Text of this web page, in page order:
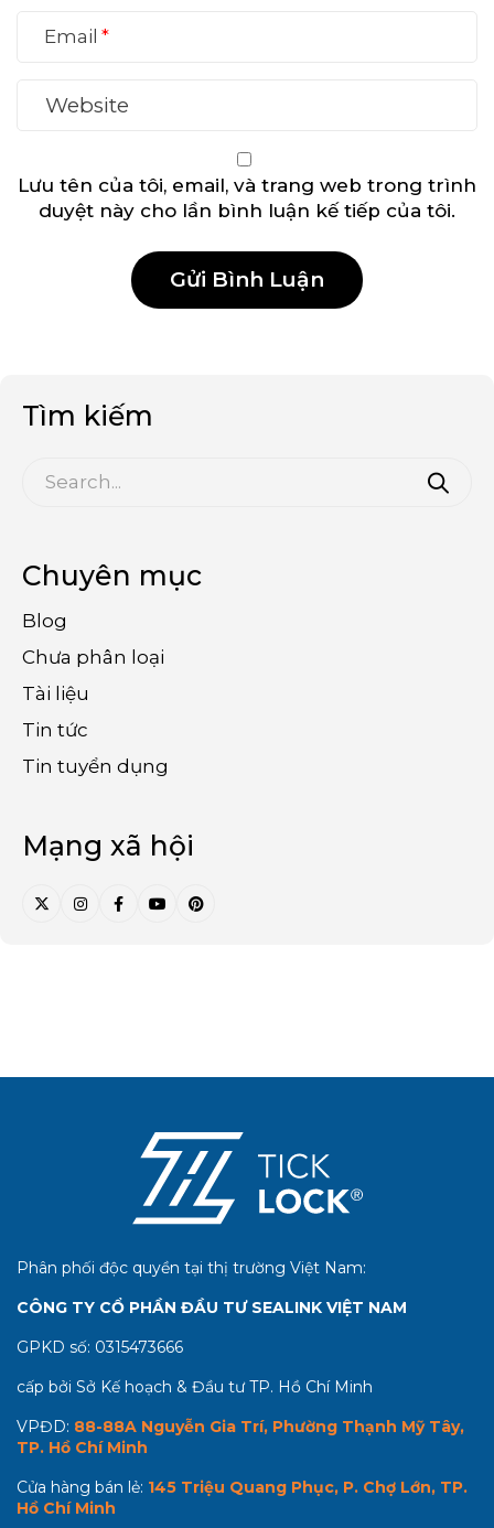
Tìm kiếm
Chuyên mục
Blog
Chưa phân loại
Tài liệu
Tin tức
Tin tuyển dụng
Mạng xã hội
Email
Lưu tên của tôi, email, và trang web trong trình
duyệt này cho lần bình luận kế tiếp của tôi.
Phân phối độc quyền tại thị trường Việt Nam:
CÔNG TY CỔ PHẦN ĐẦU TƯ SEALINK VIỆT NAM
GPKD số: 0315473666
cấp bởi Sở Kế hoạch & Đầu tư TP. Hồ Chí Minh
VPĐD: 88-88A Nguyễn Gia Trí, Phường Thạnh Mỹ Tây,
TP. Hồ Chí Minh
Cửa hàng bán lẻ: 145 Triệu Quang Phục, P. Chợ Lớn, TP.
Hồ Chí Minh